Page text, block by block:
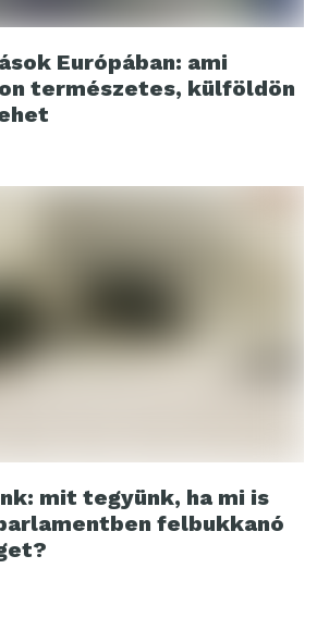
Európában: ami
természetes, külföldön
mit tegyünk, ha mi is
felbukkanó